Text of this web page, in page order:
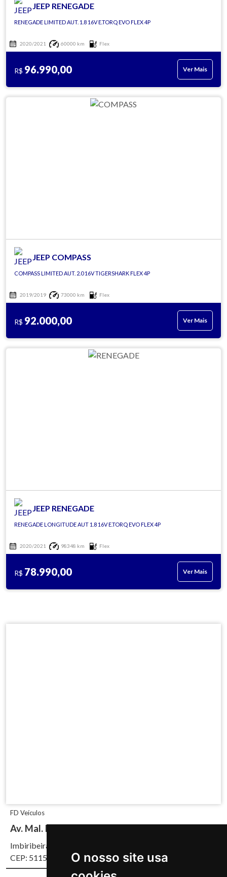
O nosso site usa
JEEP RENEGADE
RENEGADE LIMITED AUT. 1.8 16V E.TORQ EVO FLEX 4P
2020/2021 60000 km Flex
R$ 96.990,00 Ver Mais
JEEP COMPASS
COMPASS LIMITED AUT. 2.0 16V TIGERSHARK FLEX 4P
2019/2019 73000 km Flex
R$ 92.000,00 Ver Mais
JEEP RENEGADE
RENEGADE LONGITUDE AUT 1.8 16V E.TORQ EVO FLEX 4P
2020/2021 98348 km Flex
R$ 78.990,00 Ver Mais
FD Veículos
Av. Mal. Mascarenhas de Morais, 4930
Imbiribeira, Recife/PE
CEP: 51150-000